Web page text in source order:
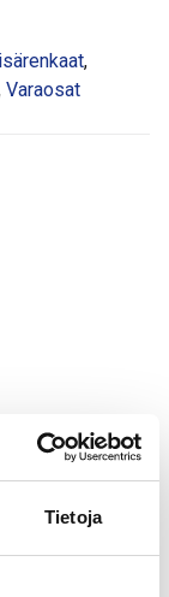
Tietoja
,
Varaosat